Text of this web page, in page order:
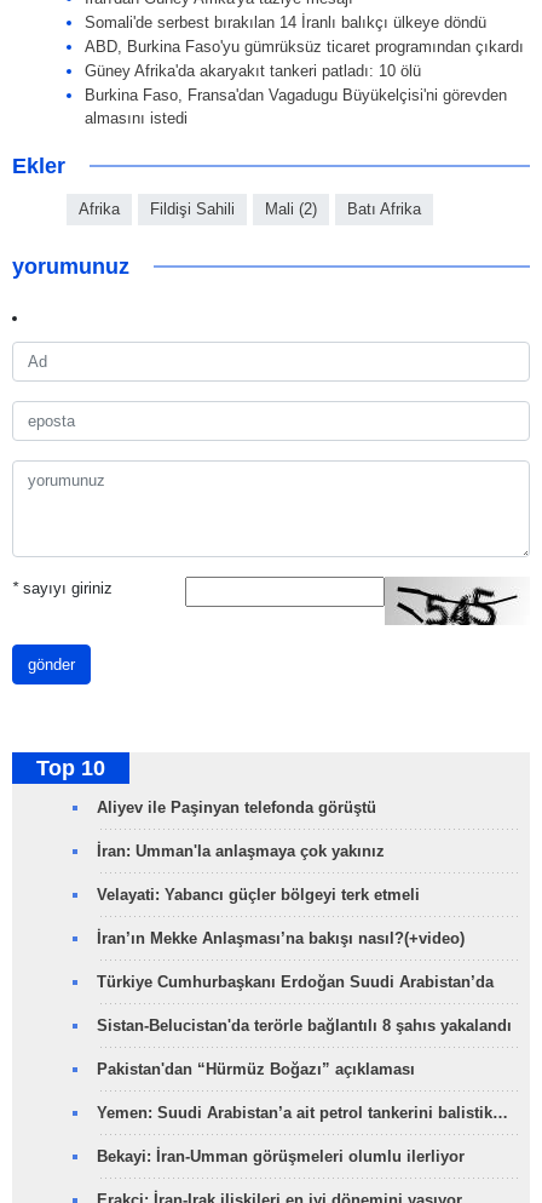
Somali'de serbest bırakılan 14 İranlı balıkçı ülkeye döndü
ABD, Burkina Faso'yu gümrüksüz ticaret programından çıkardı
Güney Afrika'da akaryakıt tankeri patladı: 10 ölü
Burkina Faso, Fransa'dan Vagadugu Büyükelçisi'ni görevden
almasını istedi
Ekler
Afrika Fildişi Sahili Mali (2) Batı Afrika
yorumunuz
*sayıyı giriniz
gönder
Top 10
Aliyev ile Paşinyan telefonda görüştü
İran: Umman'la anlaşmaya çok yakınız
Velayati: Yabancı güçler bölgeyi terk etmeli
İran’ın Mekke Anlaşması’na bakışı nasıl?(+video)
Türkiye Cumhurbaşkanı Erdoğan Suudi Arabistan’da
Sistan-Belucistan'da terörle bağlantılı 8 şahıs yakalandı
Pakistan'dan “Hürmüz Boğazı” açıklaması
Yemen: Suudi Arabistan’a ait petrol tankerini balistik…
Bekayi: İran-Umman görüşmeleri olumlu ilerliyor